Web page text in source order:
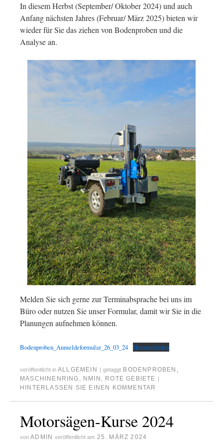
In diesem Herbst (September/ Oktober 2024) und auch
Anfang nächsten Jahres (Februar/ März 2025) bieten wir
wieder für Sie das ziehen von Bodenproben und die
Analyse an.
Melden Sie sich gerne zur Terminabsprache bei uns im
Büro oder nutzen Sie unser Formular, damit wir Sie in die
Planungen aufnehmen können.
Bodenproben_Anmeldeformular_26_03_24 Herunterladen
veröffentlicht in ALLGEMEIN getaggt BODENPROBEN ,
MASCHINENRING , NMIN , ROTE GEBIETE
HINTERLASSEN SIE EINEN KOMMENTAR
Motorsägen-Kurse 2024
von ADMIN veröffentlicht am 25. MÄRZ 2024